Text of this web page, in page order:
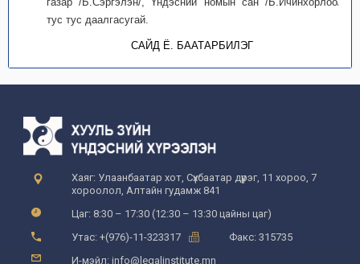
тус тус даалгасугай.
САЙД Ё. БААТАРБИЛЭГ
Хаяг: Улаанбаатар хот, Сүхбаатар дүүрэг, 11 хороо, 7
хороолол, Алтайн гудамж 841
Цаг: 8:30 – 17:30 (12:30 – 13:30 цайны цаг)
Утас: +(976)-11-323317
Факс: 315735
И-мэйл: info@legalinstitute.mn